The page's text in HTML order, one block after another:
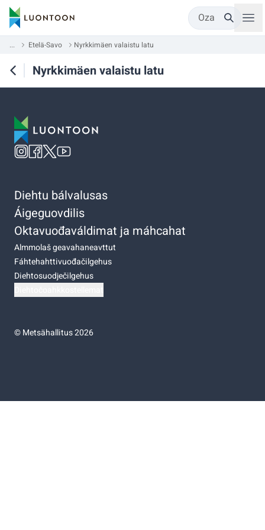
Oza
... Etelä-Savo Nyrkkimäen valaistu latu
Nyrkkimäen valaistu latu
Diehtu bálvalusas
Áigeguovdilis
Oktavuođaváldimat ja máhcahat
Almmolaš geavahaneavttut
Fáhtehahttivuođačilgehus
Diehtosuodječilgehus
©Metsähallitus 2026